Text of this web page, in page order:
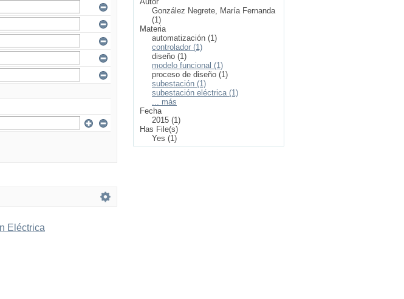
Eléctrica
González Negrete, María Fernanda
(1)
Materia
automatización (1)
controlador (1)
diseño (1)
modelo funcional (1)
proceso de diseño (1)
subestación (1)
subestación eléctrica (1)
... más
Fecha
2015 (1)
Has File(s)
Yes (1)